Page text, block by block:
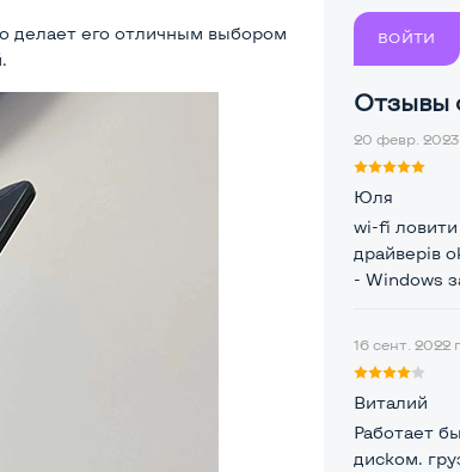
делает его отличным выбором
ВОЙТИ
Отзывы
20 февр. 2023
Юля
wi-fi
драйверів
- Windows
16 сент. 2022 г.
Виталий
Работает
диском.